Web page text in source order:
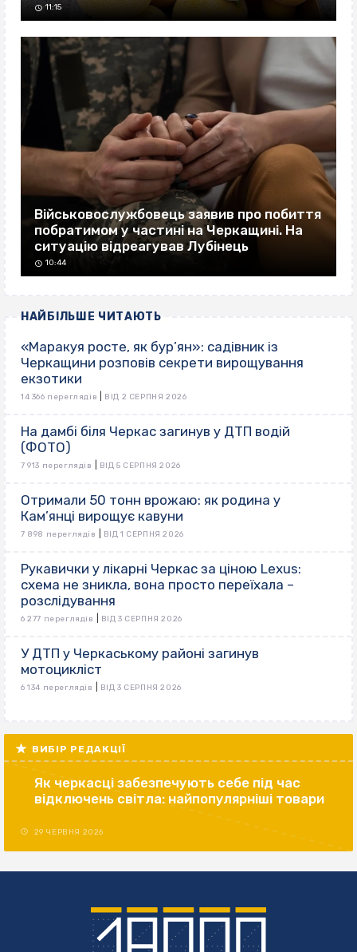
11:15
Військовослужбовець заявив про побиття
побратимом у частині на Черкащині. На
ситуацію відреагував Лубінець
10:44
НАЙБІЛЬШЕ ЧИТАЮТЬ
«Маракуя росте, як бур’ян»: садівник із
Черкащини розповів секрети вирощування
екзотики
14 366 переглядів ВІД 2 СЕРПНЯ 2026
На дамбі біля Черкас загинув у ДТП водій
(ФОТО)
7 913 переглядів ВІД 5 СЕРПНЯ 2026
Отримали 50 тонн врожаю: як родина у
Кам’янці вирощує кавуни
7 898 переглядів ВІД 1 СЕРПНЯ 2026
Рукавички у лікарні Черкас за ціною Lexus:
схема не зникла, вона просто переїхала –
розслідування
6 277 переглядів ВІД 3 СЕРПНЯ 2026
У ДТП у Черкаському районі загинув
мотоцикліст
6 134 переглядів ВІД 3 СЕРПНЯ 2026
ВИБІР РЕДАКЦІЇ
Як черкасці забезпечують себе під час
відключень світла: найпопулярніші товари
29 ЧЕРВНЯ 2026